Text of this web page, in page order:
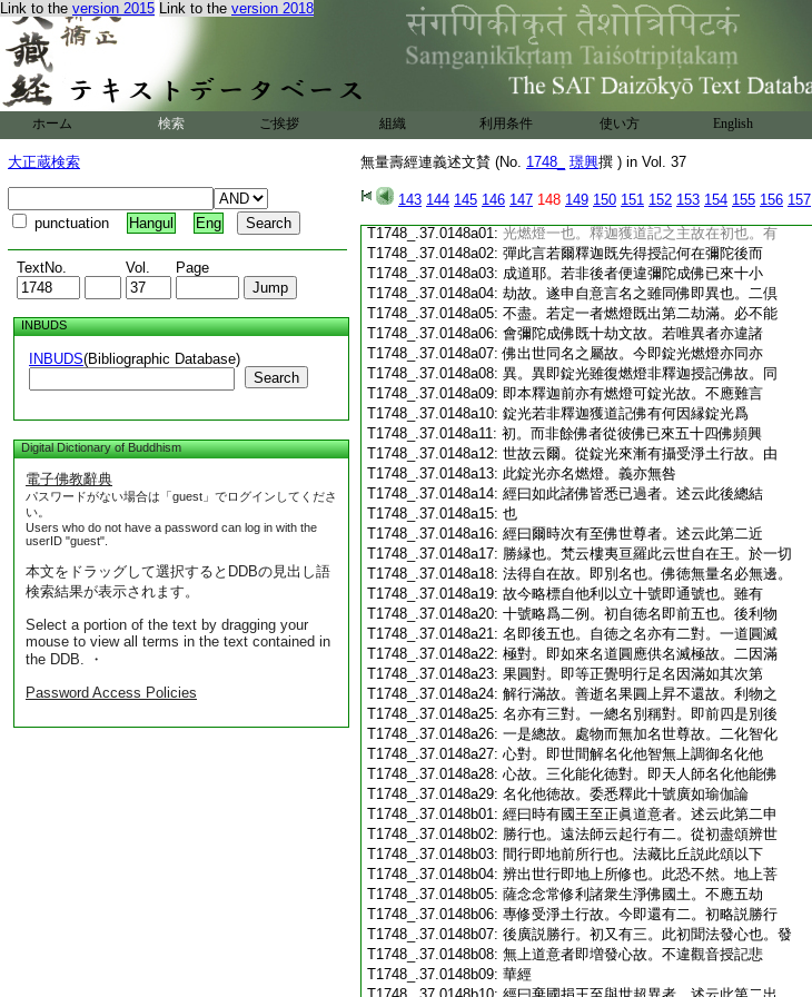
Link to the version 2015 Link to the version 2018
ホーム 検索 ご挨拶 組織 利用条件 使い方 English
大正蔵検索
punctuation Hangul Eng
TextNo. Vol. Page
INBUDS
INBUDS(Bibliographic Database)
Search
Digital Dictionary of Buddhism
電子佛教辭典
パスワードがない場合は「guest」でログインしてくださ
い。
Users who do not have a password can log in with the
userID "guest".
本文をドラッグして選択するとDDBの見出し語
検索結果が表示されます。
Select a portion of the text by dragging your
mouse to view all terms in the text contained in
the DDB. ・
Password Access Policies
無量壽經連義述文賛 (No. 1748_ 璟興撰 ) in Vol. 37
143 144 145 146 147 148 149 150 151 152 153 154 155 156 157
T1748_.37.0147c19:轉即不可數故非也。雖復可數亦名劫故。亦
T1748_.37.0147c20: 違華嚴一百二十轉故。今即劫者是時之總
T1748_.37.0147c21:名故。梵云阿僧祇此云無央數。王逸云央盡
T1748_.37.0147c22:
也。説文鞅頸靻也。非此字體也。又鞅所以制
牛馬也。宜從央也
T1748_.37.0147c24:經曰錠光如來至次名處世者。述云此次叙
T1748_.37.0147c25:佛也。帛延經略擧三十六佛多存此方之名。
T1748_.37.0147c26:第三十二佛即印度名。故支謙經唯叙三十二
T1748_.37.0147c27:
佛皆存梵音之號。今此法護備標五十三佛。
T1748_.37.0147c28:蓋翻譯之家意存廣略不可致怪。錠光者即謙
T1748_.37.0148a01: 光燃燈一也。釋迦獲道記之主故在初也。有
T1748_.37.0148a02: 彈此言若爾釋迦既先得授記何在彌陀後而
T1748_.37.0148a03: 成道耶。若非後者便違彌陀成佛已來十小
T1748_.37.0148a04: 劫故。遂申自意言名之雖同佛即異也。二倶
T1748_.37.0148a05: 不盡。若定一者燃燈既出第二劫滿。必不能
T1748_.37.0148a06: 會彌陀成佛既十劫文故。若唯異者亦違諸
T1748_.37.0148a07:佛出世同名之屬故。今即錠光燃燈亦同亦
T1748_.37.0148a08: 異。異即錠光雖復燃燈非釋迦授記佛故。同
T1748_.37.0148a09: 即本釋迦前亦有燃燈可錠光故。不應難言
T1748_.37.0148a10: 錠光若非釋迦獲道記佛有何因縁錠光爲
T1748_.37.0148a11: 初。而非餘佛者從彼佛已來五十四佛頻興
T1748_.37.0148a12: 世故云爾。從錠光來漸有攝受淨土行故。由
T1748_.37.0148a13: 此錠光亦名燃燈。義亦無咎
T1748_.37.0148a14: 經曰如此諸佛皆悉已過者。述云此後總結
T1748_.37.0148a15: 也
T1748_.37.0148a16: 經曰爾時次有至佛世尊者。述云此第二近
T1748_.37.0148a17: 勝縁也。梵云樓夷亘羅此云世自在王。於一切
T1748_.37.0148a18: 法得自在故。即別名也。佛徳無量名必無邊。
T1748_.37.0148a19: 故今略標自他利以立十號即通號也。雖有
T1748_.37.0148a20: 十號略爲二例。初自徳名即前五也。後利物
T1748_.37.0148a21: 名即後五也。自徳之名亦有二對。一道圓滅
T1748_.37.0148a22: 極對。即如來名道圓應供名滅極故。二因滿
T1748_.37.0148a23: 果圓對。即等正覺明行足名因滿如其次第
T1748_.37.0148a24: 解行滿故。善逝名果圓上昇不還故。利物之
T1748_.37.0148a25: 名亦有三對。一總名別稱對。即前四是別後
T1748_.37.0148a26: 一是總故。處物而無加名世尊故。二化智化
T1748_.37.0148a27: 心對。即世間解名化他智無上調御名化他
T1748_.37.0148a28: 心故。三化能化徳對。即天人師名化他能佛
T1748_.37.0148a29: 名化他徳故。委悉釋此十號廣如瑜伽論
T1748_.37.0148b01: 經曰時有國王至正眞道意者。述云此第二申
T1748_.37.0148b02: 勝行也。遠法師云起行有二。從初盡頌辨世
T1748_.37.0148b03: 間行即地前所行也。法藏比丘説此頌以下
T1748_.37.0148b04: 辨出世行即地上所修也。此恐不然。地上菩
T1748_.37.0148b05: 薩念念常修利諸衆生淨佛國土。不應五劫
T1748_.37.0148b06: 專修受淨土行故。今即還有二。初略説勝行
T1748_.37.0148b07: 後廣説勝行。初又有三。此初聞法發心也。發
T1748_.37.0148b08: 無上道意者即増發心故。不違觀音授記悲
T1748_.37.0148b09: 華經